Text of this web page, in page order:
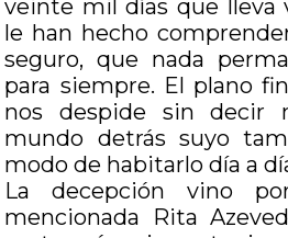
veinte mil días que lleva
le han hecho
seguro, que nada
para siempre. El plano
nos despide sin decir
mundo detrás suyo
modo de habitarlo día a
La decepción vino
mencionada Rita